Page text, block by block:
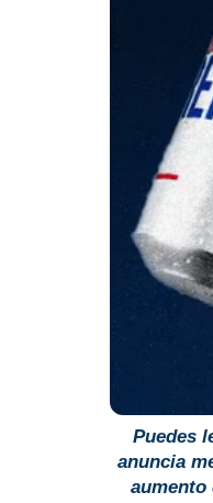
Puedes
anuncia
aumento